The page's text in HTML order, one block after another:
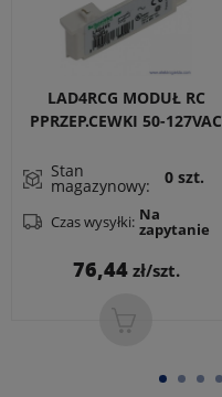
LAD4RCG MODUŁ RC
PPRZEP.CEWKI 50-127VAC
Stan
magazynowy: 0 szt.
Czas wysyłki: Na
zapytanie
Cena
76,44zł/szt.